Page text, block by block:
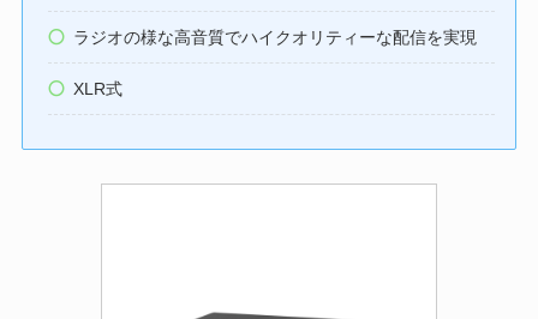
ラジオの様な高音質でハイクオリティーな配信を実現
XLR式